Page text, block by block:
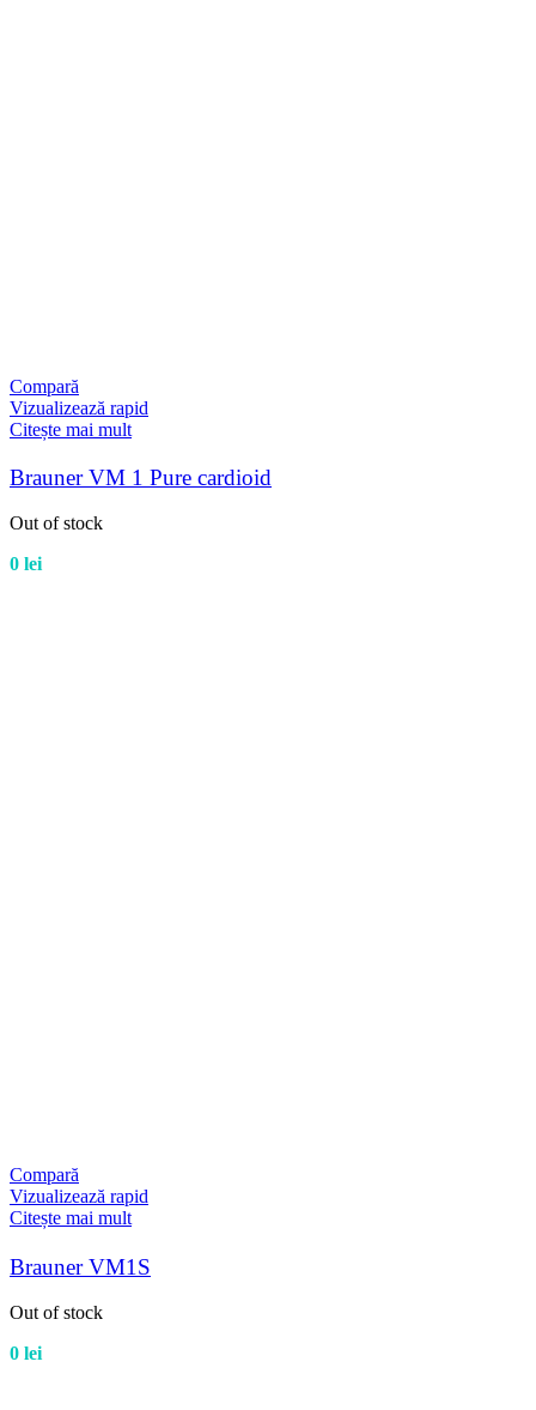
Compară
Vizualizează rapid
Citește mai mult
Brauner VM 1 Pure cardioid
Out of stock
0 lei
Compară
Vizualizează rapid
Citește mai mult
Brauner VM1S
Out of stock
0 lei